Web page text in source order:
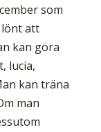
som
lönt att
kan göra
lucia,
kan träna
man